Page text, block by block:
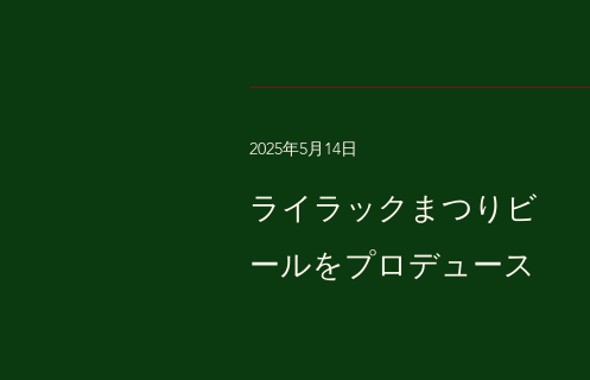
2025年5月14日
ライラックまつりビ
ールをプロデュース